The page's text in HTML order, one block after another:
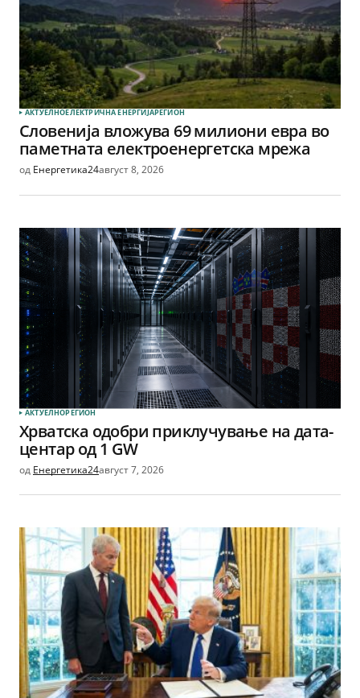
АКТУЕЛНОЕЛЕКТРИЧНА ЕНЕРГИЈАРЕГИОН
Словенија вложува 69 милиони евра во
паметната електроенергетска мрежа
од Енергетика24август 8, 2026
АКТУЕЛНОРЕГИОН
Хрватска одобри приклучување на дата-
центар од 1 GW
од Енергетика24август 7, 2026